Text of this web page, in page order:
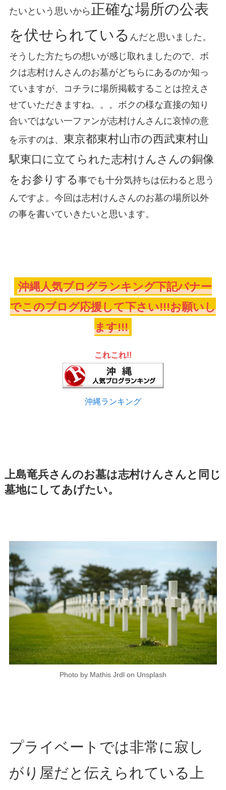
たいという思いから 正確な場所の公表
を伏せられている んだと思いました。
そうした方たちの想いが感じ取れましたので、ボ
クは志村けんさんのお墓がどちらにあるのか知っ
ていますが、コチラに場所掲載することは控えさ
せていただきますね。。。ボクの様な直接の知り
合いではない一ファンが志村けんさんに哀悼の意
を示すのは、 東京都東村山市の西武東村山
駅東口に立てられた志村けんさんの銅像
をお参りする 事でも十分気持ちは伝わると思う
んですよ。今回は志村けんさんのお墓の場所以外
の事を書いていきたいと思います。
沖縄人気ブログランキング下記バナー
でこのブログ応援して下さい!!!お願いし
ます!!!
これこれ!!
沖縄ランキング
上島竜兵さんのお墓は志村けんさんと同じ
墓地にしてあげたい。
Photo by Mathis Jrdl on Unsplash
プライベートでは非常に寂し
がり屋だと伝えられている上